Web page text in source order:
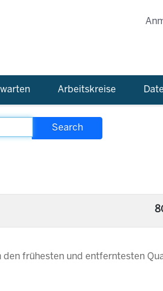
Arbeitskreise
frühesten und entferntesten